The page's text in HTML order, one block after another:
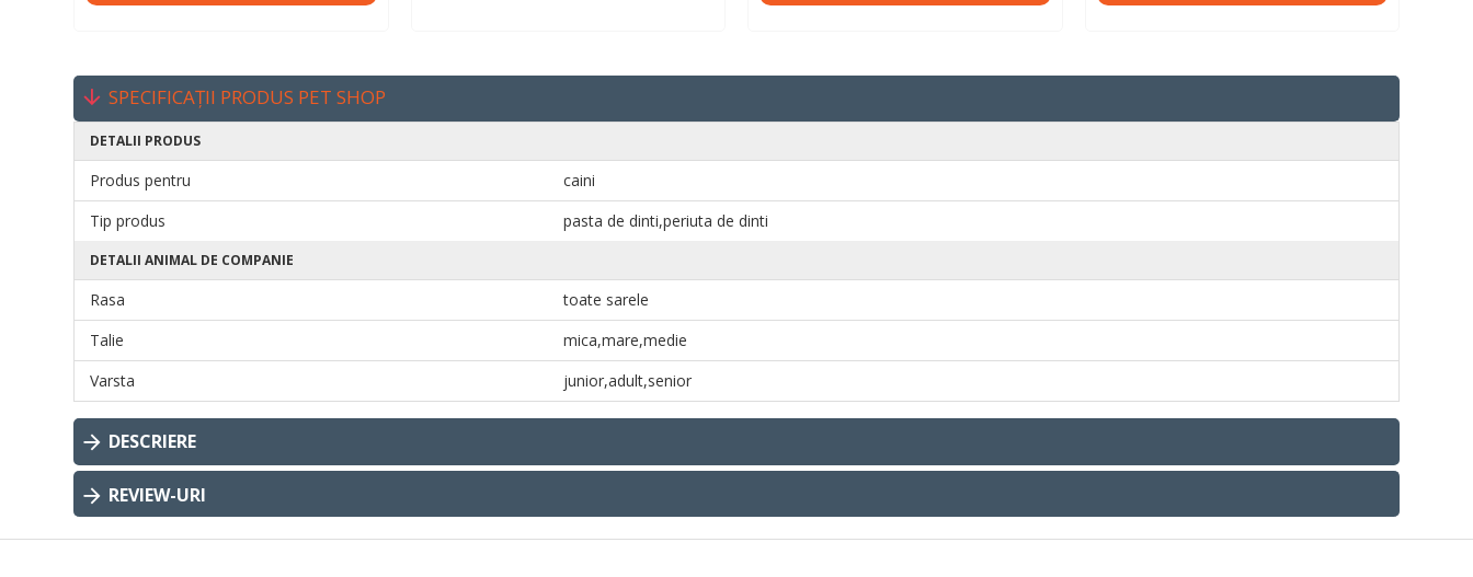
SPECIFICAȚII PRODUS PET SHOP
DETALII PRODUS
Produs pentru
caini
Tip produs
pasta de dinti,periuta de dinti
DETALII ANIMAL DE COMPANIE
Rasa
toate sarele
Talie
mica,mare,medie
Varsta
junior,adult,senior
DESCRIERE
REVIEW-URI